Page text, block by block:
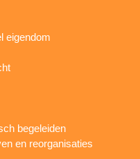
eigendom
begeleiden
en reorganisaties